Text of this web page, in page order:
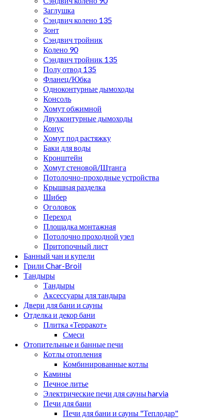
Заглушка
Сэндвич колено 135
Зонт
Сэндвич тройник
Колено 90
Сэндвич тройник 135
Полу отвод 135
Фланец/Юбка
Одноконтурные дымоходы
Консоль
Хомут обжимной
Двухконтурные дымоходы
Конус
Хомут под растяжку
Баки для воды
Кронштейн
Хомут стеновой/Штанга
Потолочно-проходные устройства
Крышная разделка
Шибер
Оголовок
Переход
Площадка монтажная
Потолочно проходной узел
Притопочный лист
Банный чан и купели
Грили Char-Broil
Тандыры
Тандыры
Аксессуары для тандыра
Двери для бани и сауны
Отделка и декор бани
Плитка «Терракот»
Смеси
Отопительные и банные печи
Котлы отопления
Комбинированные котлы
Камины
Печное литье
Электрические печи для сауны harvia
Печи для бани
Печи для бани и сауны "Теплодар"